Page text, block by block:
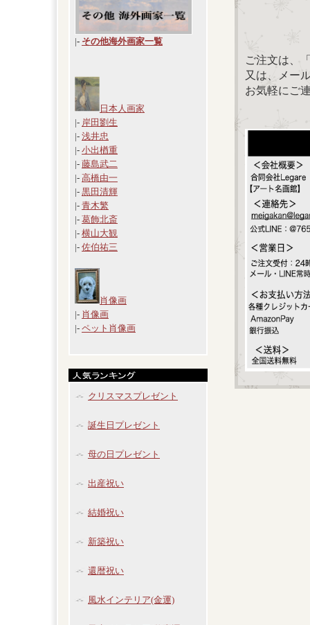
|- その他海外画家一覧
日本人画家
|- 岸田劉生
|- 浅井忠
|- 小出楢重
|- 藤島武二
|- 高橋由一
|- 黒田清輝
|- 青木繁
|- 葛飾北斎
|- 横山大観
|- 佐伯祐三
肖像画
|- 肖像画
|- ペット肖像画
クリスマスプレゼント
誕生日プレゼント
母の日プレゼント
出産祝い
結婚祝い
新築祝い
還暦祝い
風水インテリア(金運)
ご注文は、
又は、メー
お気軽にご